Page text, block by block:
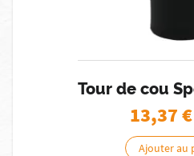
Tour de cou
13,37
Ajouter au